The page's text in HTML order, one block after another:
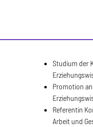
Studium der
Promotion
Referentin
Arbeit und